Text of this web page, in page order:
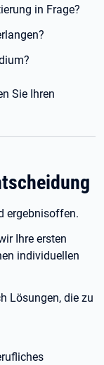
in Frage?
Sie Ihren
ergebnisoffen.
Ihre ersten
individuellen
Lösungen, die zu